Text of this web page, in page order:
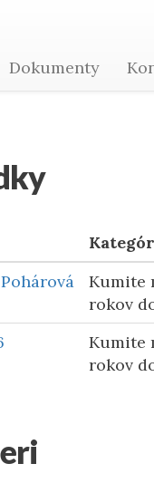
Dokumenty
Kumite
rokov
Kumite
rokov